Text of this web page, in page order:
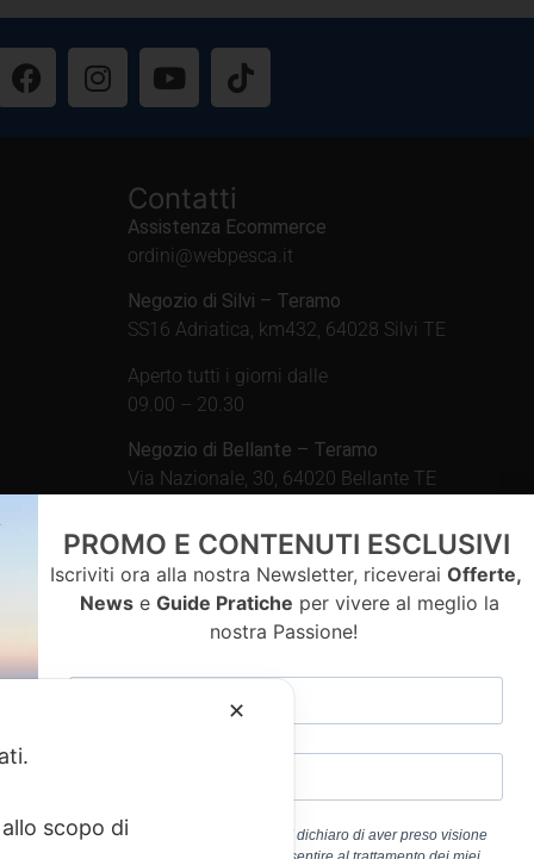
Contatti
Assistenza Ecommerce
ordini@webpesca.it
Negozio di Silvi – Teramo
SS16 Adriatica, km432, 64028 Silvi TE
Aperto tutti i giorni dalle
09.00 – 20.30
Negozio di Bellante – Teramo
Via Nazionale, 30, 64020 Bellante TE
09.00 – 13.00 / 15.30 – 19.30
✕
scopo di
PROMO E CONTENUTI ESCLUSIVI
Iscriviti ora alla nostra Newsletter, riceverai Offerte,
Newse Guide Pratiche per vivere al meglio la
nostra Passione!
Cliccando sul pulsante “ISCRIVITI” dichiaro di aver preso visione